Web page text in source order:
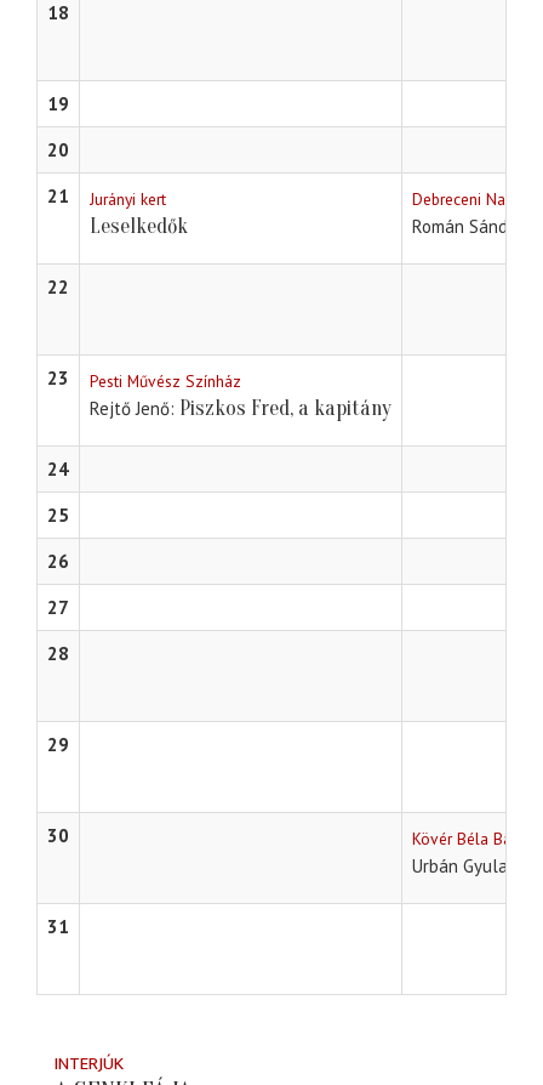
18
19
20
21
Jurányi kert
Leselkedők
Debreceni
Román Sándor -
22
23 Pesti Művész Színház
Rejtő Jenő Piszkos Fred, a kapitány
24
25
26
27
28
29
30 Kövér Béla
Urbán Gyula
31
INTERJÚK